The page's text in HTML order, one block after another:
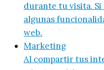
durante tu visita. Si
algunas
web.
Marketing
Al compartir tus